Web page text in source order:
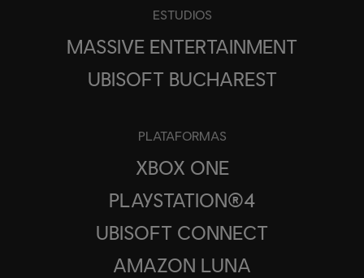
ESTUDIOS
MASSIVE ENTERTAINMENT
UBISOFT BUCHAREST
PLATAFORMAS
XBOX ONE
PLAYSTATION®4
UBISOFT CONNECT
AMAZON LUNA